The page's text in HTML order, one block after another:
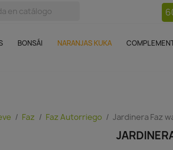
BONSÁI NARANJAS KUKA
Complementos
Faz Faz Autorriego Jardinera Faz